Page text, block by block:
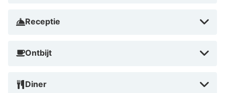
Receptie
Ontbijt
Diner